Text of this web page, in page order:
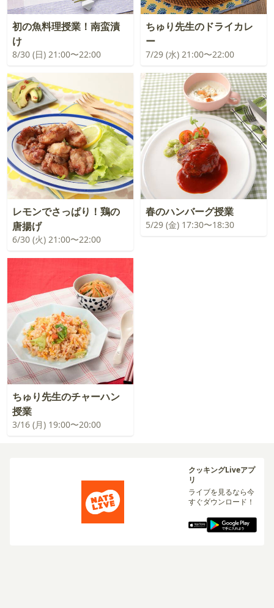
初の魚料理授業！南蛮漬
け
8/30 (日) 21:00〜22:00
ちゅり先生のドライカレ
ー
7/29 (水) 21:00〜22:00
レモンでさっぱり！鶏の
唐揚げ
6/30 (火) 21:00〜22:00
春のハンバーグ授業
5/29 (金) 17:30〜18:30
ちゅり先生のチャーハン
授業
3/16 (月) 19:00〜20:00
クッキングLiveアプ
リ
ライブを見るなら今
すぐダウンロード！